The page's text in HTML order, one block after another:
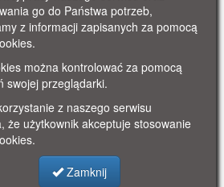
Niekomercyjne
grunwaldzka-mon-
,
go do Państwa potrzeb,
z informacji zapisanych za pomocą
można kontrolować za pomocą
swojej przeglądarki.
z naszego serwisu
że użytkownik akceptuje stosowanie
Zamknij